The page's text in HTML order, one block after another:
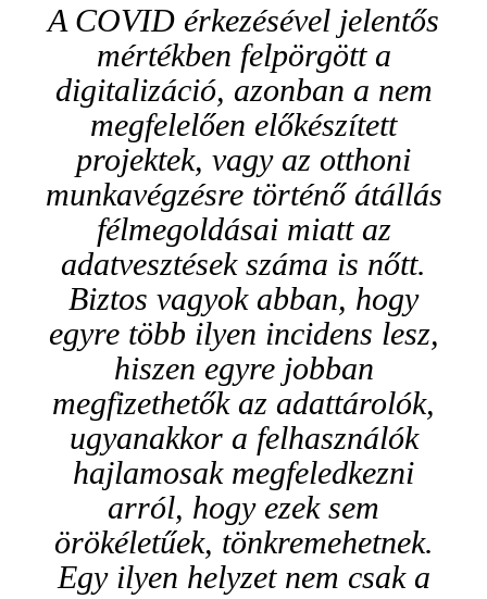
A COVID érkezésével jelentős
mértékben felpörgött a
digitalizáció, azonban a nem
megfelelően előkészített
projektek, vagy az otthoni
munkavégzésre történő átállás
félmegoldásai miatt az
adatvesztések száma is nőtt.
Biztos vagyok abban, hogy
egyre több ilyen incidens lesz,
hiszen egyre jobban
megfizethetők az adattárolók,
ugyanakkor a felhasználók
hajlamosak megfeledkezni
arról, hogy ezek sem
örökéletűek, tönkremehetnek.
Egy ilyen helyzet nem csak a